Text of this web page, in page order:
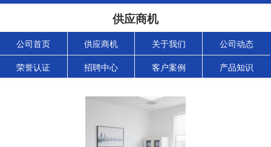
供应商机
公司首页 供应商机 关于我们 公司动态
荣誉认证 招聘中心 客户案例 产品知识